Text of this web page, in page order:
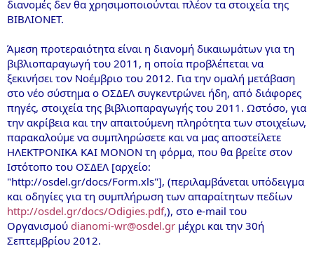
διανομές δεν θα χρησιμοποιούνται πλέον τα στοιχεία της
ΒΙΒΛΙΟΝΕΤ.
Άμεση προτεραιότητα είναι η διανομή δικαιωμάτων για τη
βιβλιοπαραγωγή του 2011, η οποία προβλέπεται να
ξεκινήσει τον Νοέμβριο του 2012. Για την ομαλή μετάβαση
στο νέο σύστημα ο ΟΣΔΕΛ συγκεντρώνει ήδη, από διάφορες
πηγές, στοιχεία της βιβλιοπαραγωγής του 2011. Ωστόσο, για
την ακρίβεια και την απαιτούμενη πληρότητα των στοιχείων,
παρακαλούμε να συμπληρώσετε και να μας αποστείλετε
ΗΛΕΚΤΡΟΝΙΚΑ ΚΑΙ ΜΟΝΟΝ τη φόρμα, που θα βρείτε στον
Ιστότοπο του ΟΣΔΕΛ [αρχείο:
"http://osdel.gr/docs/Form.xls"], (περιλαμβάνεται υπόδειγμα
και οδηγίες για τη συμπλήρωση των απαραίτητων πεδίων
http://osdel.gr/docs/Odigies.pdf,), στο e-mail του
Οργανισμού dianomi-wr@osdel.gr μέχρι και την 30ή
Σεπτεμβρίου 2012.